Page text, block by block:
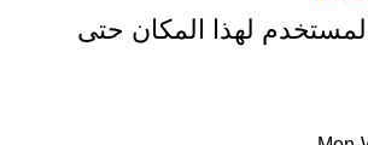
المستخدم لهذا المكان حتى